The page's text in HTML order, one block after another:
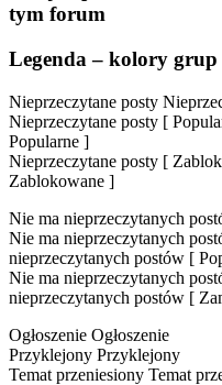
tym forum
Legenda – kolory grup
Nieprzeczytane posty
Nieprzeczytane posty [
Popularne ]
Nieprzeczytane posty [
Zablokowane ]
Nie ma nieprzeczytanych
Nie ma nieprzeczytanych
nieprzeczytanych postów [
Nie ma nieprzeczytanych
nieprzeczytanych postów [
Ogłoszenie Ogłoszenie
Przyklejony Przyklejony
Temat przeniesiony Temat